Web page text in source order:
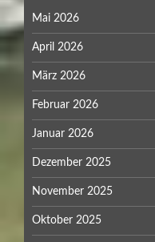
Mai 2026
April 2026
März 2026
Februar 2026
Januar 2026
Dezember 2025
November 2025
Oktober 2025